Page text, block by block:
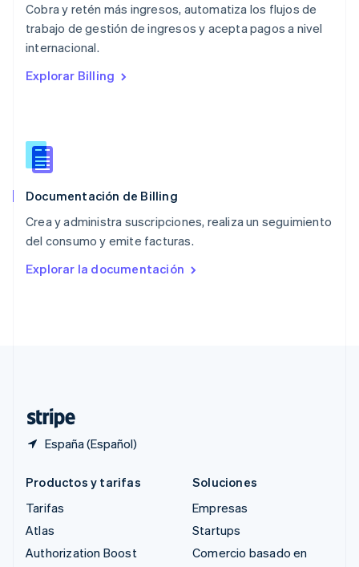
Cobra y retén más ingresos, automatiza los flujos de
trabajo de gestión de ingresos y acepta pagos a nivel
internacional.
Explorar Billing
Documentación de Billing
Crea y administra suscripciones, realiza un seguimiento
del consumo y emite facturas.
Explorar la documentación
España (Español)
English
Nueva Zelanda
English
NederlandsEnglish
Português
RAE de Hong Kong, China
Reino Unido
República Checa
English
English
Productos y tarifas
Tarifas
Atlas
Authorization Boost
Soluciones
Empresas
Startups
Comercio basado en